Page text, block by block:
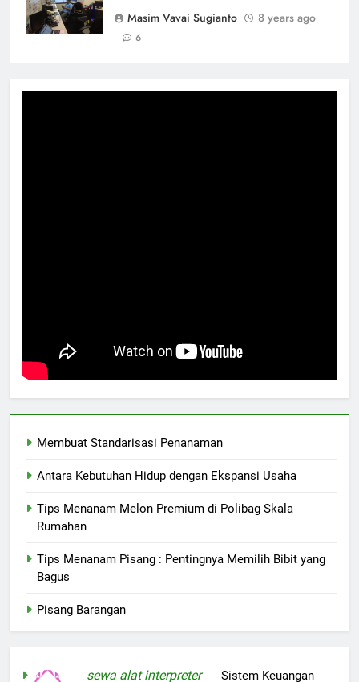
Masim Vavai Sugianto
8 years ago
6
Membuat Standarisasi Penanaman
Antara Kebutuhan Hidup dengan Ekspansi Usaha
Tips Menanam Melon Premium di Polibag Skala
Rumahan
Tips Menanam Pisang : Pentingnya Memilih Bibit yang
Bagus
Pisang Barangan
sewa alat interpreteronSistem Keuangan